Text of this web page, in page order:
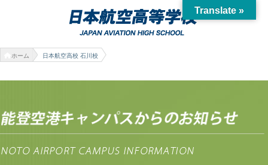
ホーム 日本航空高校 石川校
Translate »